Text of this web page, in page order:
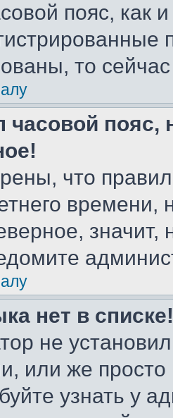
пояс, как
то
часовой пояс,
что
значит,
нет в списке!
не
или же
узнать у